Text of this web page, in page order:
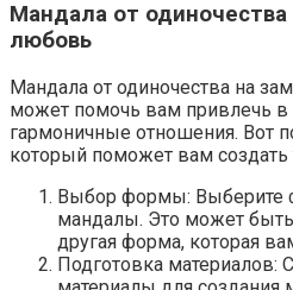
Мандала от
любовь
Мандала от одиночества на
может помочь вам привлечь
гармоничные отношения. Вот
который поможет вам создать
Выбор формы: Выберите
мандалы. Это может
другая форма, которая
Подготовка материалов: